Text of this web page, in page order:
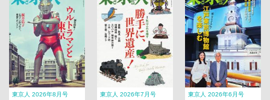
東京人 2026年8月号 東京人 2026年7月号 東京人 2026年6月号